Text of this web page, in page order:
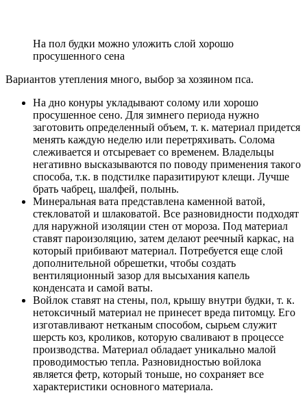
На пол будки можно уложить слой хорошо
просушенного сена
Вариантов утепления много, выбор за хозяином пса.
На дно конуры укладывают солому или хорошо
просушенное сено. Для зимнего периода нужно
заготовить определенный объем, т. к. материал придется
менять каждую неделю или перетряхивать. Солома
слеживается и отсыревает со временем. Владельцы
негативно высказываются по поводу применения такого
способа, т.к. в подстилке паразитируют клещи. Лучше
брать чабрец, шалфей, полынь.
Минеральная вата представлена каменной ватой,
стекловатой и шлаковатой. Все разновидности подходят
для наружной изоляции стен от мороза. Под материал
ставят пароизоляцию, затем делают реечный каркас, на
который прибивают материал. Потребуется еще слой
дополнительной обрешетки, чтобы создать
вентиляционный зазор для высыхания капель
конденсата и самой ваты.
Войлок ставят на стены, пол, крышу внутри будки, т. к.
нетоксичный материал не принесет вреда питомцу. Его
изготавливают нетканым способом, сырьем служит
шерсть коз, кроликов, которую сваливают в процессе
производства. Материал обладает уникально малой
проводимостью тепла. Разновидностью войлока
является фетр, который тоньше, но сохраняет все
характеристики основного материала.